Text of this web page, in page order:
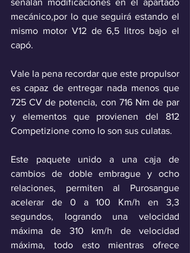
mecánico,por lo que seguirá estando el
mismo motor V12 de 6,5 litros bajo el
capó.
Vale la pena recordar que este propulsor
es capaz de entregar nada menos que
725 CV de potencia, con 716 Nm de par
y elementos que provienen del 812
Competizione como lo son sus culatas.
Este paquete unido a una caja de
cambios de doble embrague y ocho
relaciones, permiten al Purosangue
acelerar de 0 a 100 Km/h en 3,3
segundos, logrando una velocidad
máxima de 310 km/h de velocidad
máxima, todo esto mientras ofrece